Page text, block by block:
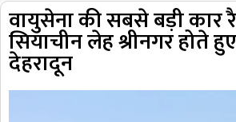
वायुसेना की सबसे बड़ी कार
सियाचीन लेह श्रीनगर होते
देहरादून